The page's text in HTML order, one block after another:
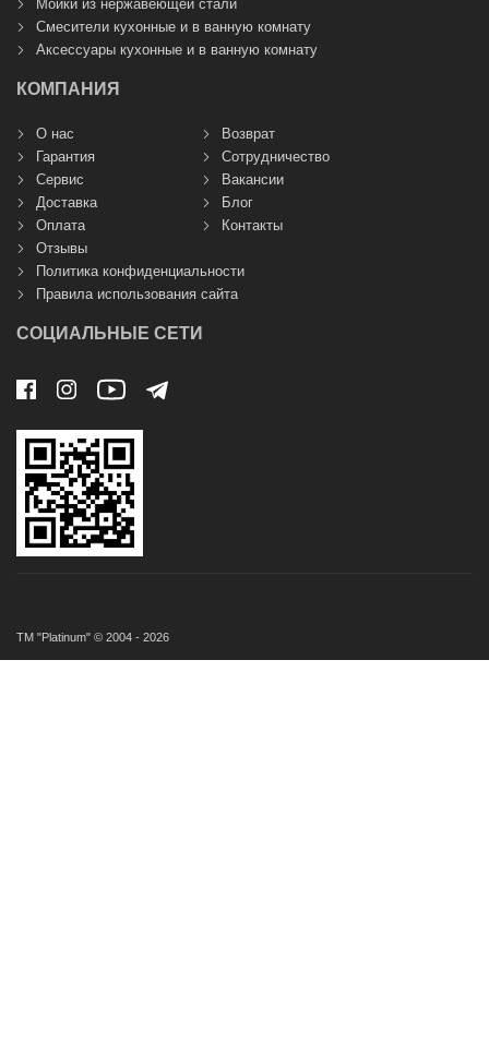
Мойки из нержавеющей стали
Смесители кухонные и в ванную комнату
Аксессуары кухонные и в ванную комнату
КОМПАНИЯ
О нас
Гарантия
Сервис
Доставка
Оплата
Возврат
Сотрудничество
Вакансии
Блог
Контакты
Отзывы
Политика конфиденциальности
Правила использования сайта
СОЦИАЛЬНЫЕ СЕТИ
ТМ "Platinum" © 2004 - 2026